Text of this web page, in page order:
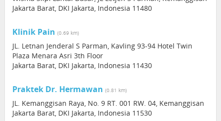
Jakarta Barat, DKI Jakarta, Indonesia 11480
Klinik Pain (0.69 km)
JL. Letnan Jenderal S Parman, Kavling 93-94 Hotel Twin
Plaza Menara Asri 3th Floor
Jakarta Barat, DKI Jakarta, Indonesia 11430
Praktek Dr. Hermawan (0.81 km)
JL. Kemanggisan Raya, No. 9 RT. 001 RW. 04, Kemanggisan
Jakarta Barat, DKI Jakarta, Indonesia 11530